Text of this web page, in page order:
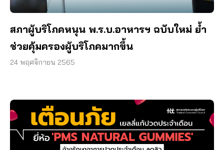
สภาผู้บริโภคหนุน พ.ร.บ.อาหารฯ ฉบับใหม่ ย้ำ
ช่วยคุ้มครองผู้บริโภคมากขึ้น
24 พฤศจิกายน 2565